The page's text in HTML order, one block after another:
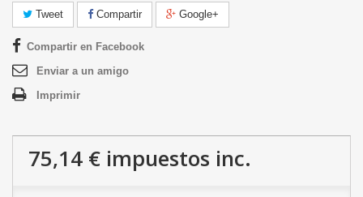
Tweet Compartir Google+
Compartir en Facebook
Enviar a un amigo
Imprimir
75,14 € impuestos inc.